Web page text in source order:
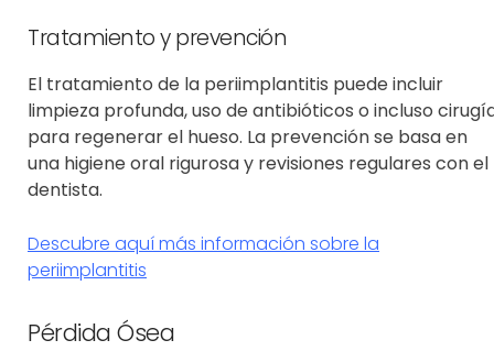
Tratamiento y prevención
El tratamiento de la periimplantitis puede incluir
limpieza profunda, uso de antibióticos o incluso
para regenerar el hueso. La prevención se basa en
una higiene oral rigurosa y revisiones regulares con el
dentista.
Descubre aquí más información sobre la
periimplantitis
Pérdida Ósea